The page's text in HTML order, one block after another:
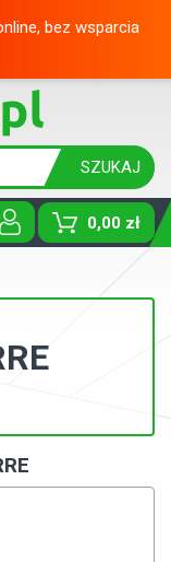
bez wsparcia
SZUKAJ
0,00 zł